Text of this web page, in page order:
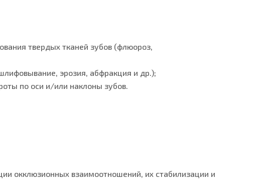
твердых тканей зубов (флюороз,
эрозия, абфракция и др.);
по оси и/или наклоны зубов.
окклюзионных взаимоотношений, их стабилизации и